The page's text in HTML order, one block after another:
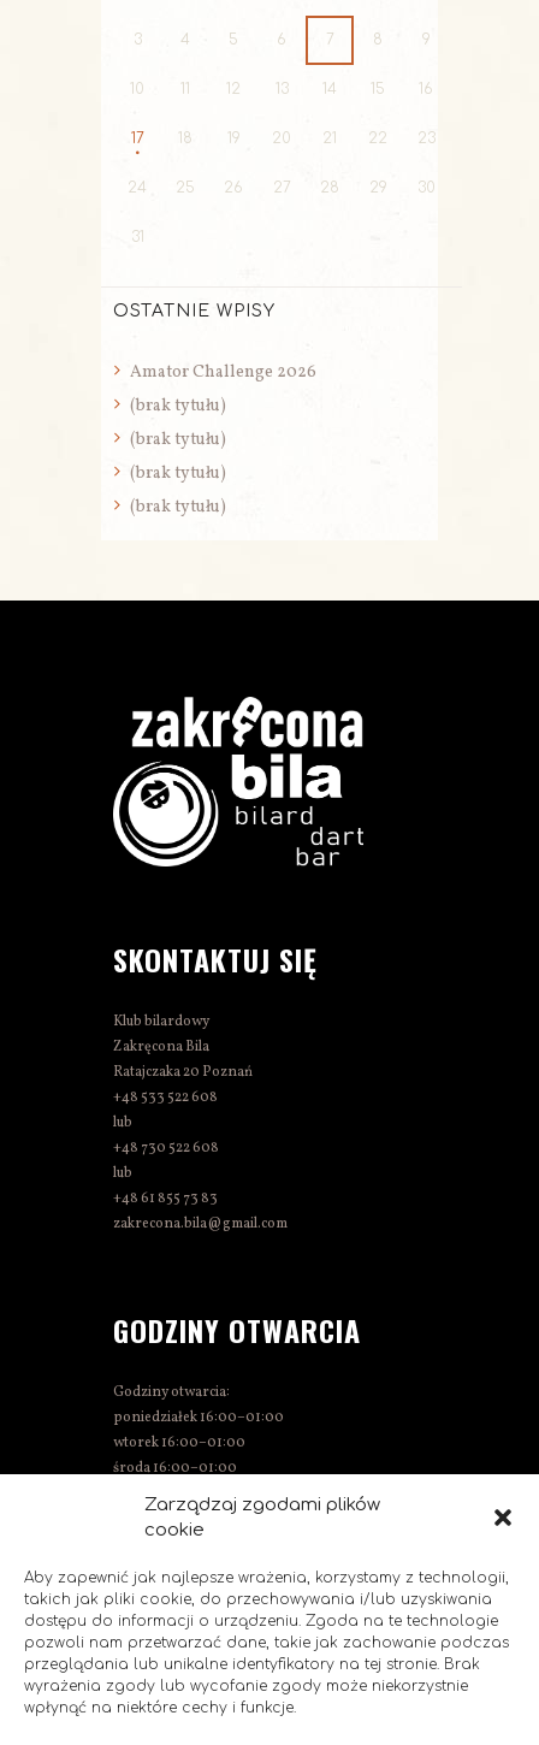
Zarządzaj zgodami plików
cookie
Aby zapewnić jak najlepsze wrażenia, korzystamy z technologii,
takich jak pliki cookie, do przechowywania i/lub uzyskiwania
dostępu do informacji o urządzeniu. Zgoda na te technologie
pozwoli nam przetwarzać dane, takie jak zachowanie podczas
przeglądania lub unikalne identyfikatory na tej stronie. Brak
wyrażenia zgody lub wycofanie zgody może niekorzystnie
wpłynąć na niektóre cechy i funkcje.
3 4 5 6 7 8 9
10 11 12 13 14 15 16
17 18 19 20 21 22 23
24 25 26 27 28 29 30
31
OSTATNIE WPISY
Amator Challenge 2026
(brak tytułu)
(brak tytułu)
(brak tytułu)
(brak tytułu)
SKONTAKTUJ SIĘ
Klub bilardowy
Zakręcona Bila
Ratajczaka 20 Poznań
+48 533 522 608
lub
+48 730 522 608
lub
+48 61 855 73 83
zakrecona.bila@gmail.com
GODZINY OTWARCIA
Godziny otwarcia:
poniedziałek 16:00–01:00
wtorek 16:00–01:00
środa 16:00–01:00
czwartek 15:00–01:00
piątek 15:00–02:00
niedziela 14:00–00:00
SOCIAL MEDIA